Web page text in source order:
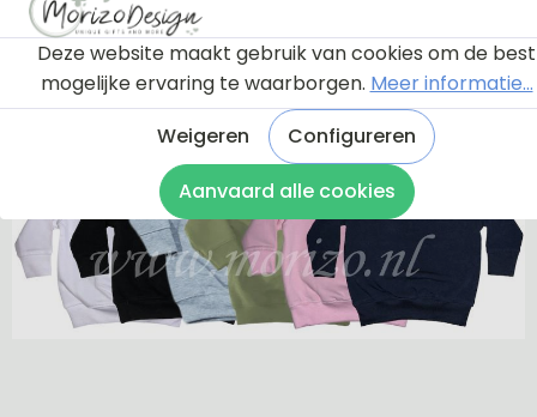
De sweaters kunnen wij in de volgende maten uit
voorraad leveren: 56, 62, 68, 74, 80, 86, 92, 98 en 104.
De sweaters zijn van 100% katoen gemaakt.
Deze website maakt gebruik van cookies om de best
mogelijke ervaring te waarborgen. Meer informatie...
Weigeren
Configureren
Aanvaard alle cookies